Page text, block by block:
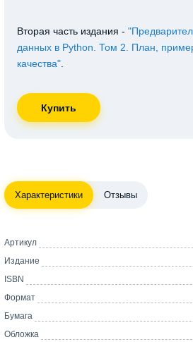
Вторая часть издания -
данных в Python. Том 2. План,
качества"
Характеристики Отзывы
Артикул
Издание
ISBN
Формат
Бумага
Обложка